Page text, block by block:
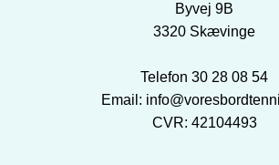
Byvej 9B
3320 Skævinge
Telefon 30 28 08 54
Email:
CVR: 42104493